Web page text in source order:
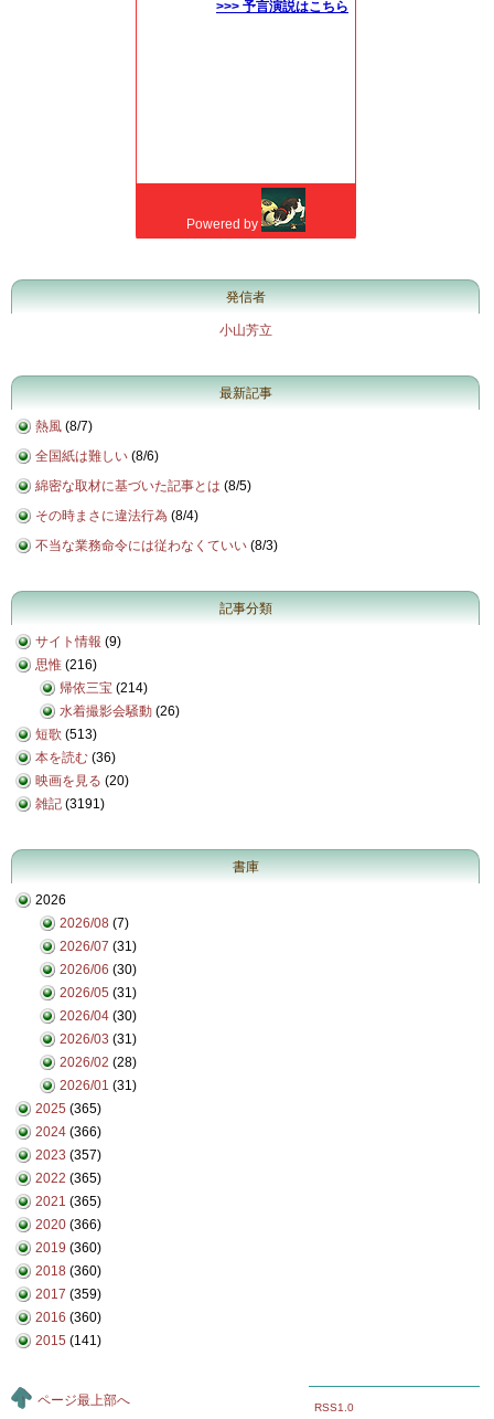
発信者
小山芳立
最新記事
熱風 (8/7)
全国紙は難しい (8/6)
綿密な取材に基づいた記事とは (8/5)
その時まさに違法行為 (8/4)
不当な業務命令には従わなくていい (8/3)
記事分類
サイト情報 (9)
思惟 (216)
帰依三宝 (214)
水着撮影会騒動 (26)
短歌 (513)
本を読む (36)
映画を見る (20)
雑記 (3191)
書庫
2026
2026/08 (7)
2026/07 (31)
2026/06 (30)
2026/05 (31)
2026/04 (30)
2026/03 (31)
2026/02 (28)
2026/01 (31)
2025 (365)
2024 (366)
2023 (357)
2022 (365)
2021 (365)
2020 (366)
2019 (360)
2018 (360)
2017 (359)
2016 (360)
2015 (141)
RSS1.0
ページ最上部へ